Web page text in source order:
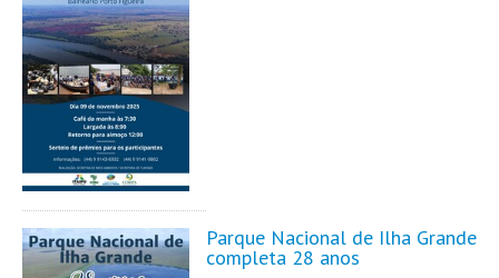
Parque Nacional de Ilha Grande
completa 28 anos